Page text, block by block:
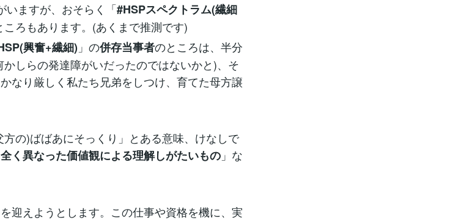
ますが、おそらく「#HSPスペクトラム(繊細
ころもあります。(あくまで推測です)
興奮+繊細) 」の併存当事者のところは、半分
しらの発達障がいだったのではないかと)、そ
なり厳しく私たち兄弟をしつけ、育てた母方譲
の)ばばあにそっくり」とある意味、けなしで
全く異なった価値観による理解しがたいもの 」な
迎えようとします。この仕事や資格を機に、実